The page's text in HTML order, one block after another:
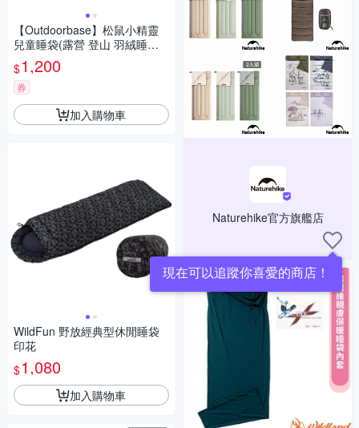
【Outdoorbase】松鼠小精靈
兒童睡袋(露營 登山 羽絨睡袋
露營睡袋 輕量登山睡袋)
$1,200
券
加入購物車
WildFun 野放經典型休閒睡袋
印花
$1,080
加入購物車
Naturehike官方旗艦店
現在可以追蹤你喜愛的商店！